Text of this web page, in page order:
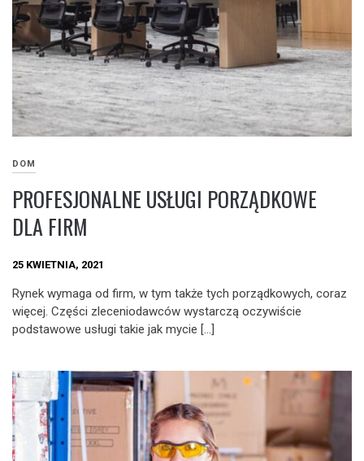
DOM
PROFESJONALNE USŁUGI PORZĄDKOWE
DLA FIRM
25 KWIETNIA, 2021
Rynek wymaga od firm, w tym także tych porządkowych, coraz
więcej. Części zleceniodawców wystarczą oczywiście
podstawowe usługi takie jak mycie […]